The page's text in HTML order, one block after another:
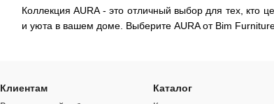
Коллекция AURA - это отличный выбор для тех, кто
и уюта в вашем доме. Выберите AURA от Bim
Клиентам Каталог